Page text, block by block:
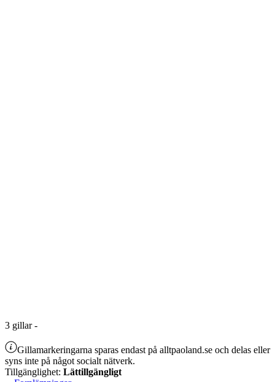
3 gillar-
Gillamarkeringarna sparas endast på alltpaoland.se och delas eller
syns inte på något socialt nätverk.
Tillgänglighet: Lättillgängligt